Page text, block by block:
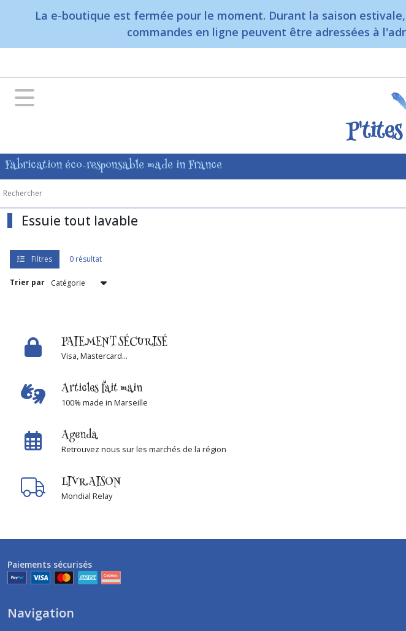
La e-boutique est fermée pour le moment. Durant la saison
commandes en ligne peuvent être adressées à
Fabrication éco-responsable made in France
Essuie tout lavable
Filtres 0 résultat
Trier par
PAIEMENT SÉCURISÉ
Visa, Mastercard...
Articles fait main
100% made in Marseille
Agenda
Retrouvez nous sur les marchés de la région
LIVRAISON
Mondial Relay
Fermer
Tous
produits
Éponge
filets
(1)
(2)
pour
savon
(1)
Serviette
serviette
hygiénique
(6)
Paiements sécurisés
Navigation